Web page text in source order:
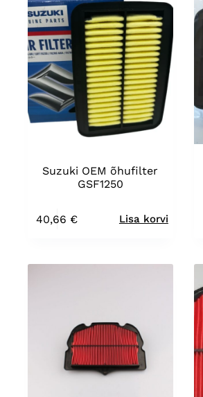
Suzuki OEM õhufilter
GSF1250
40,66 € Lisa korvi